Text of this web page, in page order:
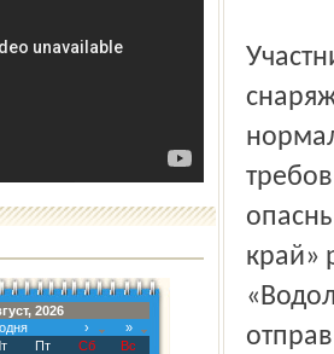
2026
›
»
Пт Сб
Вс
Участники акции требуют обеспечить станции
край»